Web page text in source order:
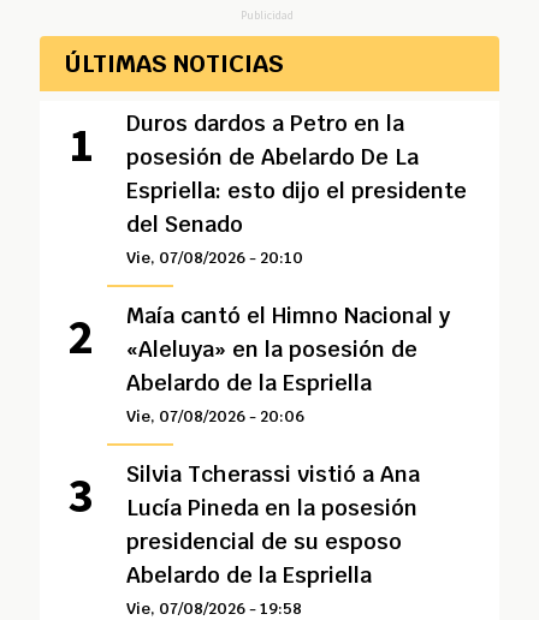
Publicidad
ÚLTIMAS NOTICIAS
Duros dardos a Petro en la
posesión de Abelardo De La
Espriella: esto dijo el presidente
del Senado
Vie, 07/08/2026 - 20:10
Maía cantó el Himno Nacional y
«Aleluya» en la posesión de
Abelardo de la Espriella
Vie, 07/08/2026 - 20:06
Silvia Tcherassi vistió a Ana
Lucía Pineda en la posesión
presidencial de su esposo
Abelardo de la Espriella
Vie, 07/08/2026 - 19:58